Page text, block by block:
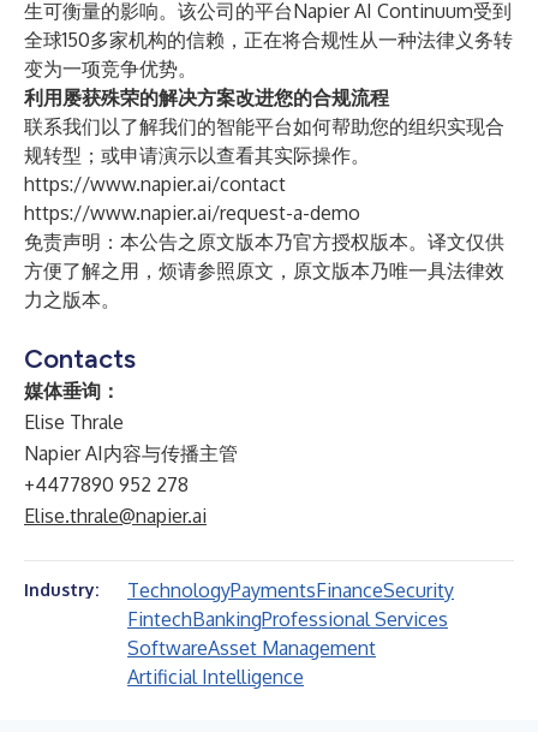
生可衡量的影响。该公司的平台Napier AI Continuum受到
全球150多家机构的信赖，正在将合规性从一种法律义务转
变为一项竞争优势。
利用屡获殊荣的解决方案改进您的合规流程
联系我们以了解我们的智能平台如何帮助您的组织实现合
规转型；或申请演示以查看其实际操作。
https://www.napier.ai/contact
https://www.napier.ai/request-a-demo
免责声明：本公告之原文版本乃官方授权版本。译文仅供
方便了解之用，烦请参照原文，原文版本乃唯一具法律效
力之版本。
Contacts
媒体垂询：
Elise Thrale
Napier AI内容与传播主管
+4477890 952 278
Elise.thrale@napier.ai
Industry: TechnologyPaymentsFinanceSecurity
FintechBankingProfessional Services
SoftwareAsset Management
Artificial Intelligence